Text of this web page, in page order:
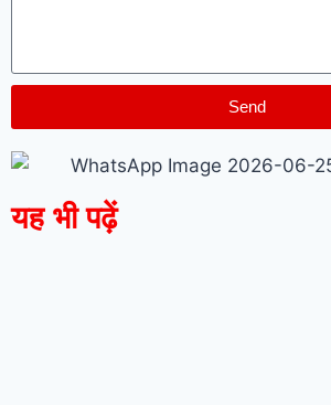
Send
यह भी पढ़ें